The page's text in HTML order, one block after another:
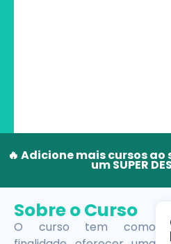
🔥 Adicione mais cursos
um SUPER
Sobre o Curso
O curso tem como